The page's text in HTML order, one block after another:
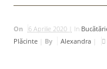
On 6 Aprilie 2020 | In
Plăcinte| By Alexandra|